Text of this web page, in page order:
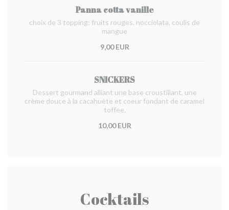
Panna cotta vanille
choix de 3 topping: fruits rouges. nocciolata, coulis de
mangue
9,00 EUR
SNICKERS
Dessert gourmand alliant une base croustillant, une
crème douce à la cacahuète et coeur fondant de caramel
toffee.
10,00 EUR
Cocktails